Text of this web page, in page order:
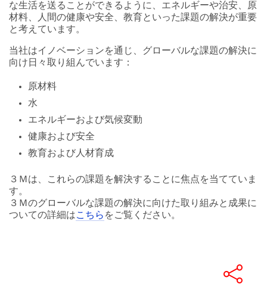
な生活を送ることができるように、エネルギーや治安、原
材料、人間の健康や安全、教育といった課題の解決が重要
と考えています。
当社はイノベーションを通じ、グローバルな課題の解決に
向け日々取り組んでいます：
原材料
水
エネルギーおよび気候変動
健康および安全
教育および人材育成
３Ｍは、これらの課題を解決することに焦点を当てていま
す。
３Ｍのグローバルな課題の解決に向けた取り組みと成果に
ついての詳細はこちら をご覧ください。